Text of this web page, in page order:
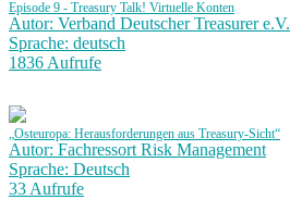
Episode 9 - Treasury Talk! Virtuelle Konten
Autor: Verband Deutscher Treasurer e.V.
Sprache: deutsch
1836 Aufrufe
„Osteuropa: Herausforderungen aus Treasury-Sicht“
Autor: Fachressort Risk Management
Sprache: Deutsch
33 Aufrufe